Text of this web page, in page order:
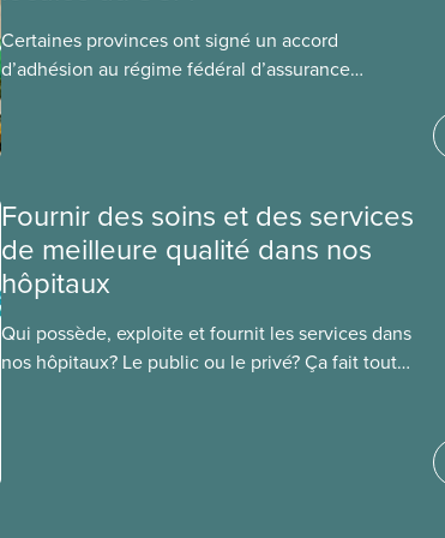
Certaines provinces ont signé un accord
d’adhésion au régime fédéral d’assurance
Fournir des soins et des services
de meilleure qualité dans nos
hôpitaux
Qui possède, exploite et fournit les services dans
nos hôpitaux? Le public ou le privé? Ça fait toute